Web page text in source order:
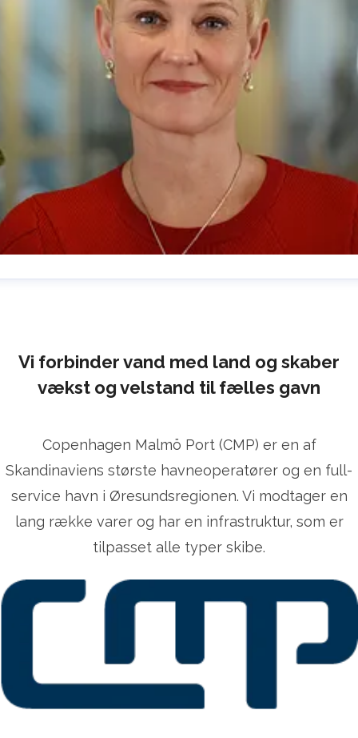
Vi forbinder vand med land og skaber
vækst og velstand til fælles gavn
Copenhagen Malmö Port (CMP) er en af
Skandinaviens største havneoperatører og en full-
service havn i Øresundsregionen. Vi modtager en
lang række varer og har en infrastruktur, som er
tilpasset alle typer skibe.